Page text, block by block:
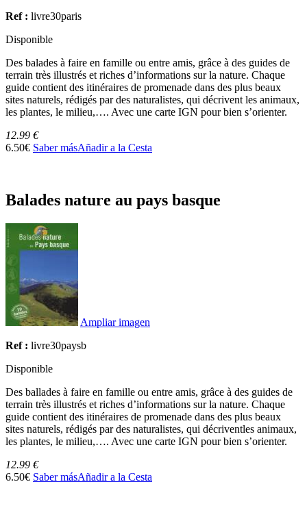
Ref : livre30paris
Disponible
Des balades à faire en famille ou entre amis, grâce à des guides de
terrain très illustrés et riches d’informations sur la nature. Chaque
guide contient des itinéraires de promenade dans des plus beaux
sites naturels, rédigés par des naturalistes, qui décrivent les animaux,
les plantes, le milieu,…. Avec une carte IGN pour bien s’orienter.
12.99 €
6.50€ Saber másAñadir a la Cesta
Balades nature au pays basque
Ampliar imagen
Ref : livre30paysb
Disponible
Des ballades à faire en famille ou entre amis, grâce à des guides de
terrain très illustrés et riches d’informations sur la nature. Chaque
guide contient des itinéraires de promenade dans des plus beaux
sites naturels, rédigés par des naturalistes, qui décriventles animaux,
les plantes, le milieu,…. Avec une carte IGN pour bien s’orienter.
12.99 €
6.50€ Saber másAñadir a la Cesta